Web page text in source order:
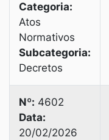
Categoria:
Atos
Normativos
Subcategoria:
Decretos
Nº: 4602
Data:
20/02/2026